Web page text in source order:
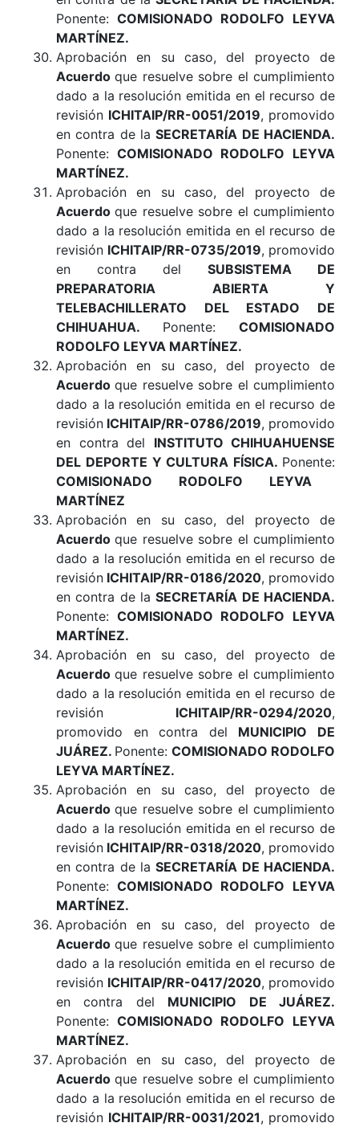
Ponente: COMISIONADO RODOLFO LEYVA
MARTÍNEZ.
Aprobación en su caso, del proyecto de
Acuerdoque resuelve sobre el cumplimiento
dado a la resolución emitida en el recurso de
revisión ICHITAIP/RR-0051/2019, promovido
en contra de laSECRETARÍA DE HACIENDA.
Ponente: COMISIONADO RODOLFO LEYVA
MARTÍNEZ.
Aprobación en su caso, del proyecto de
Acuerdoque resuelve sobre el cumplimiento
dado a la resolución emitida en el recurso de
revisión ICHITAIP/RR-0735/2019, promovido
en contra del SUBSISTEMA DE
PREPARATORIA ABIERTA Y
TELEBACHILLERATO DEL ESTADO DE
CHIHUAHUA. Ponente: COMISIONADO
RODOLFO LEYVA MARTÍNEZ.
Aprobación en su caso, del proyecto de
Acuerdoque resuelve sobre el cumplimiento
dado a la resolución emitida en el recurso de
revisión ICHITAIP/RR-0786/2019, promovido
en contra del INSTITUTO CHIHUAHUENSE
DEL DEPORTE Y CULTURA FÍSICA. Ponente:
COMISIONADO RODOLFO LEYVA
MARTÍNEZ
Aprobación en su caso, del proyecto de
Acuerdoque resuelve sobre el cumplimiento
dado a la resolución emitida en el recurso de
revisión ICHITAIP/RR-0186/2020, promovido
en contra de laSECRETARÍA DE HACIENDA.
Ponente: COMISIONADO RODOLFO LEYVA
MARTÍNEZ.
Aprobación en su caso, del proyecto de
Acuerdoque resuelve sobre el cumplimiento
dado a la resolución emitida en el recurso de
revisión ICHITAIP/RR-0294/2020,
promovido en contra del MUNICIPIO DE
JUÁREZ. Ponente: COMISIONADO RODOLFO
LEYVA MARTÍNEZ.
Aprobación en su caso, del proyecto de
Acuerdoque resuelve sobre el cumplimiento
dado a la resolución emitida en el recurso de
revisión ICHITAIP/RR-0318/2020, promovido
en contra de laSECRETARÍA DE HACIENDA.
Ponente: COMISIONADO RODOLFO LEYVA
MARTÍNEZ.
Aprobación en su caso, del proyecto de
Acuerdoque resuelve sobre el cumplimiento
dado a la resolución emitida en el recurso de
revisión ICHITAIP/RR-0417/2020, promovido
en contra del MUNICIPIO DE JUÁREZ.
Ponente: COMISIONADO RODOLFO LEYVA
MARTÍNEZ.
Aprobación en su caso, del proyecto de
Acuerdoque resuelve sobre el cumplimiento
dado a la resolución emitida en el recurso de
revisión ICHITAIP/RR-0031/2021, promovido